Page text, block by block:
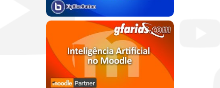
IA NO MOODLE
clique para assistir